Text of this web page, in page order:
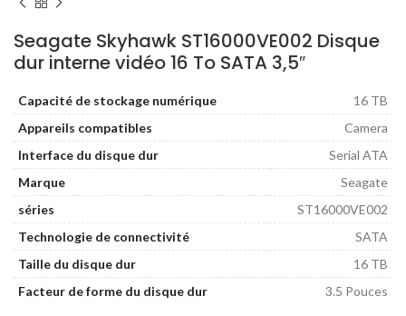
Seagate Skyhawk ST16000VE002 Disque
dur interne vidéo 16 To SATA 3,5″
Capacité de stockage numérique
16 TB
Appareils compatibles
Camera
Interface du disque dur
Serial ATA
Marque
Seagate
séries
ST16000VE002
Technologie de connectivité
SATA
Taille du disque dur
16 TB
Facteur de forme du disque dur
3.5 Pouces